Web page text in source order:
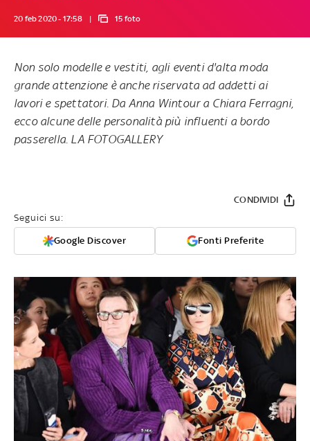
20 feb 2020 - 17:58 15 foto
Non solo modelle e vestiti, agli eventi d'alta moda
grande attenzione è anche riservata ad addetti ai
lavori e spettatori. Da Anna Wintour a Chiara Ferragni,
ecco alcune delle personalità più influenti a bordo
passerella. LA FOTOGALLERY
Seguici su:
Google Discover Fonti Preferite
CONDIVIDI